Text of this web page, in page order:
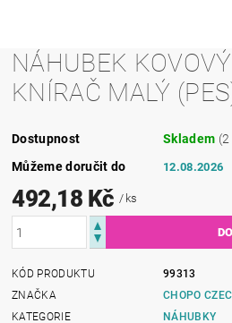
NÁHUBEK
KNÍRAČ MALÝ
Dostupnost Skladem
Můžeme doručit do
12.08.2026
492,18 Kč/ ks
KÓD PRODUKTU
99313
ZNAČKA
CHOPO
KATEGORIE
NÁHUBKY